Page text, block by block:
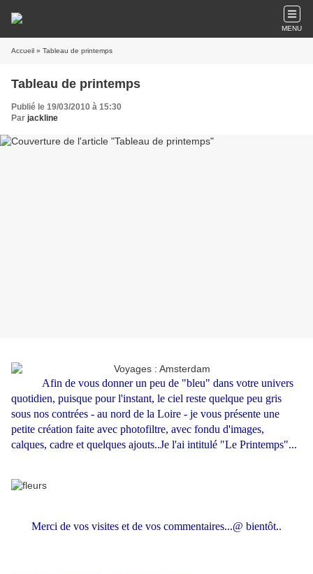
MENU
Accueil » Tableau de printemps
Tableau de printemps
Publié le 19/03/2010 à 15:30
Par jackline
Afin de vous donner un peu de "bleu" dans votre univers
quotidien, puisque pour l'instant, le ciel reste quelque peu gris
sous nos contrées - au nord de la Loire - je vous présente une
petite création faite avec photofiltre, avec fondu d'images,
calques, cadre et quelques ajouts..Je l'ai intitulé "Le Printemps"...
Merci de vos visites et de vos commentaires...@ bientôt..